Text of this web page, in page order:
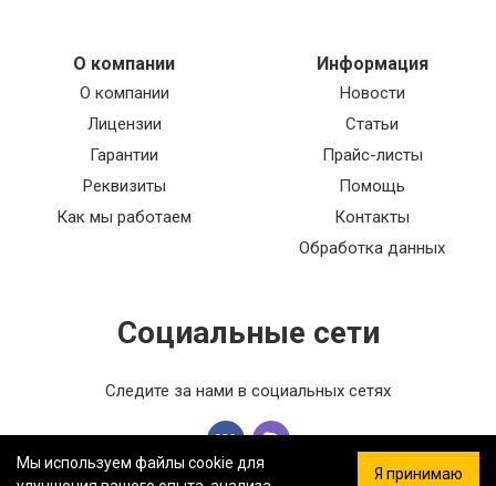
О компании
О компании
Лицензии
Гарантии
Реквизиты
Как мы работаем
Информация
Новости
Статьи
Прайс-листы
Помощь
Контакты
Обработка данных
Социальные сети
Следите за нами в социальных сетях
Мы используем файлы cookie для
Я принимаю